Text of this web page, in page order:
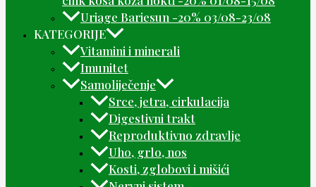
Uriage Bariesun -20% 03/08-23/08
KATEGORIJE
Vitamini i minerali
Imunitet
Samoliječenje
Srce, jetra, cirkulacija
Digestivni trakt
Reproduktivno zdravlje
Uho, grlo, nos
Kosti, zglobovi i mišići